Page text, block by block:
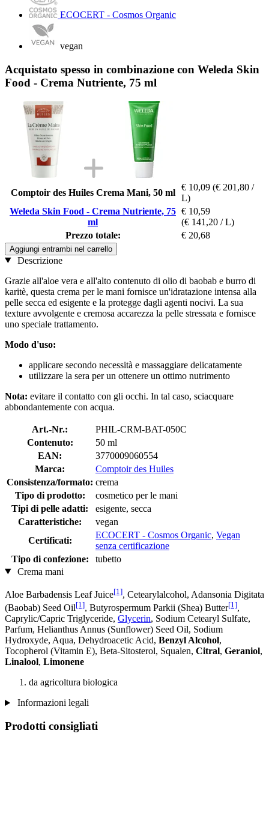
ECOCERT - Cosmos Organic
vegan
Acquistato spesso in combinazione con Weleda Skin
Food - Crema Nutriente, 75 ml
Comptoir des Huiles Crema Mani, 50 ml
€ 10,09 (€ 201,80 /
L)
Weleda Skin Food - Crema Nutriente, 75
ml
€ 10,59
(€ 141,20 / L)
Prezzo totale:
€ 20,68
Aggiungi entrambi nel carrello
Descrizione
Grazie all'aloe vera e all'alto contenuto di olio di baobab e burro di
karitè, questa crema per le mani fornisce un'idratazione intensa alla
pelle secca ed esigente e la protegge dagli agenti nocivi. La sua
texture avvolgente e cremosa accarezza la pelle stressata e fornisce
uno speciale trattamento.
Modo d'uso:
applicare secondo necessità e massaggiare delicatamente
utilizzare la sera per un ottenere un ottimo nutrimento
Nota: evitare il contatto con gli occhi. In tal caso, sciacquare
abbondantemente con acqua.
Art.-Nr.:
PHIL-CRM-BAT-050C
Contenuto:
50 ml
EAN:
3770009060554
Marca:
Comptoir des Huiles
Consistenza/formato: crema
Tipo di prodotto:
cosmetico per le mani
Tipi di pelle adatti:
esigente, secca
Caratteristiche:
vegan
Certificati:
ECOCERT - Cosmos Organic, Vegan
senza certificazione
Tipo di confezione:
tubetto
Crema mani
Aloe Barbadensis Leaf Juice[1], Cetearylalcohol, Adansonia Digitata
(Baobab) Seed Oil[1], Butyrospermum Parkii (Shea) Butter[1],
Caprylic/Capric Triglyceride, Glycerin, Sodium Cetearyl Sulfate,
Parfum, Helianthus Annus (Sunflower) Seed Oil, Sodium
Hydroxyde, Aqua, Dehydroacetic Acid, Benzyl Alcohol,
Tocopherol (Vitamin E), Beta-Sitosterol, Squalen, Citral, Geraniol,
Linalool, Limonene
da agricoltura biologica
Informazioni legali
Prodotti consigliati